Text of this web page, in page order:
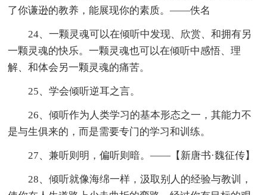
了你谦逊的教养，能展现你的素质。——佚名
24、一颗灵魂可以在倾听中发现、欣赏、和拥有另
一颗灵魂的快乐。一颗灵魂也可以在倾听中感悟、理
解、和体会另一颗灵魂的痛苦。
25、学会倾听逆耳之言。
26、倾听作为人类学习的基本形态之一，其能力不
是与生俱来的，而是需要专门的学习和训练。
27、兼听则明，偏听则暗。——【新唐书·魏征传】
28、倾听就像海绵一样，汲取别人的经验与教训，